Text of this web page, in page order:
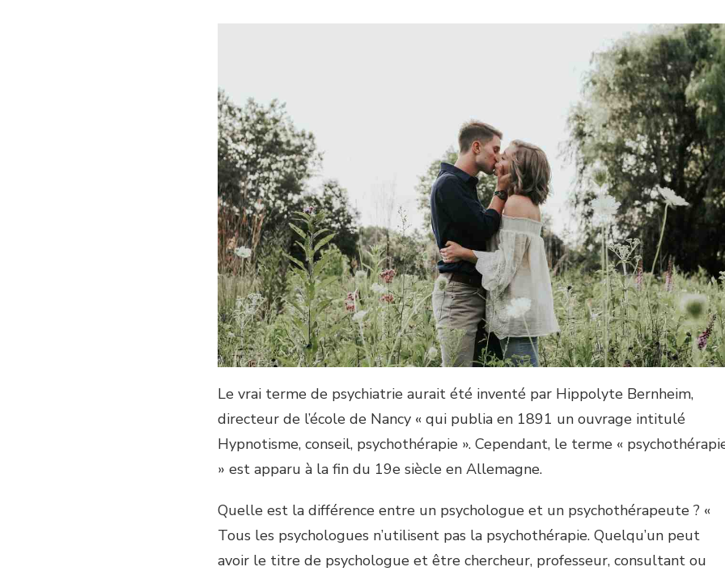
Le vrai terme de psychiatrie aurait été inventé par Hippolyte Bernheim,
directeur de l’école de Nancy « qui publia en 1891 un ouvrage intitulé
Hypnotisme, conseil, psychothérapie ». Cependant, le terme «
» est apparu à la fin du 19e siècle en Allemagne.
Quelle est la différence entre un psychologue et un psychothérapeute ? «
Tous les psychologues n’utilisent pas la psychothérapie. Quelqu’un peut
avoir le titre de psychologue et être chercheur, professeur, consultant ou